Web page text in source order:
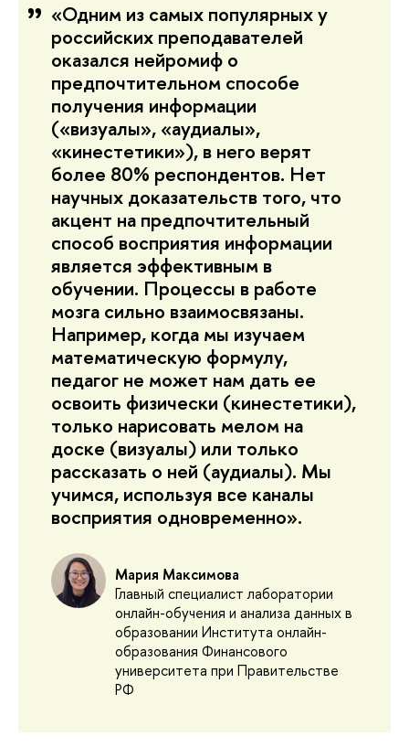
«Одним из самых популярных у
российских преподавателей
оказался нейромиф о
предпочтительном способе
получения информации
(«визуалы», «аудиалы»,
«кинестетики»), в него верят
более 80% респондентов. Нет
научных доказательств того, что
акцент на предпочтительный
способ восприятия информации
является эффективным в
обучении. Процессы в работе
мозга сильно взаимосвязаны.
Например, когда мы изучаем
математическую формулу,
педагог не может нам дать ее
освоить физически (кинестетики),
только нарисовать мелом на
доске (визуалы) или только
рассказать о ней (аудиалы). Мы
учимся, используя все каналы
восприятия одновременно».
Мария Максимова
Главный специалист лаборатории
онлайн-обучения и анализа данных в
образовании Института онлайн-
образования Финансового
университета при Правительстве
РФ